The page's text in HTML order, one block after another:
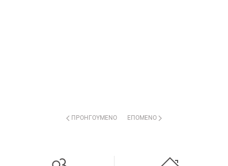
ΠΡΟΗΓΟΎΜΕΝΟ ΕΠΌΜΕΝΟ